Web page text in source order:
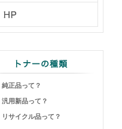
純正品って？
汎用新品って？
リサイクル品って？